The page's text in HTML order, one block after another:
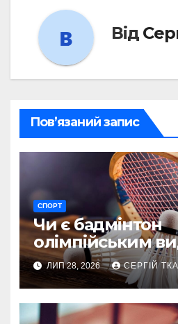
Від
Пов’язаний запис
СПОРТ
Чи є бадмінтон
олімпійським
ЛИП 28, 2026 СЕРГІЙ